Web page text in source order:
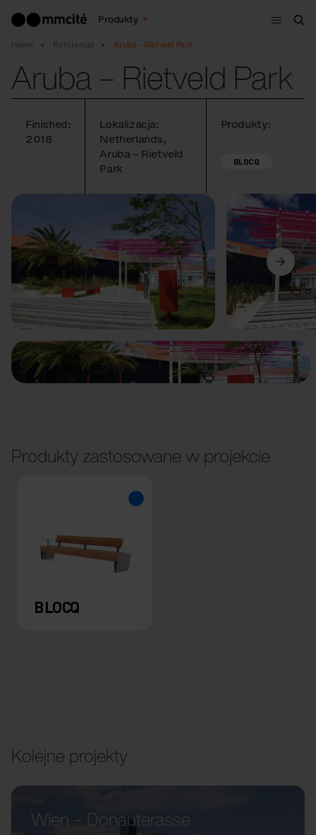
Produkty
Menu
Home Referencje Aruba – Rietveld Park
Aruba – Rietveld Park
Finished:
2018
Lokalizacja:
Netherlands,
Aruba – Rietveld
Park
Produkty:
BLOCQ
Poprzedni Dalej
Produkty zastosowane w projekcie
BLOCQ
Kolejne projekty
Wien – Donauterasse